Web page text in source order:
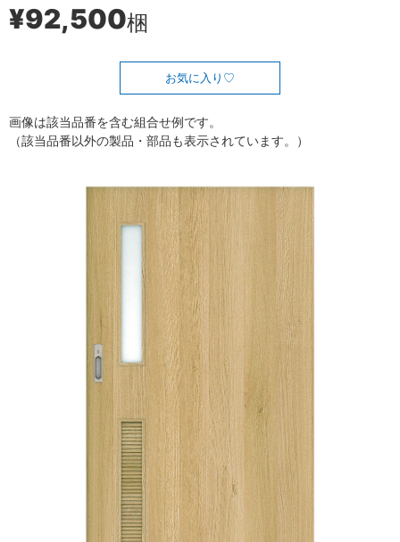
¥92,500梱
お気に入り
画像は該当品番を含む組合せ例です。
（該当品番以外の製品・部品も表示されています。）